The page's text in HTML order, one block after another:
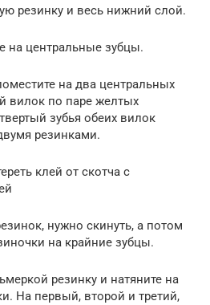
резинку и весь нижний слой.
на центральные зубцы.
на два центральных
вилок по паре желтых
зубья обеих вилок
резинками.
клей от скотча с
нужно скинуть, а потом
на крайние зубцы.
резинку и натяните на
На первый, второй и третий,